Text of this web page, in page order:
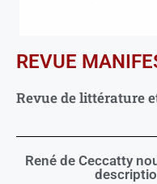
REVUE
Revue de littérature
René de Ceccatty